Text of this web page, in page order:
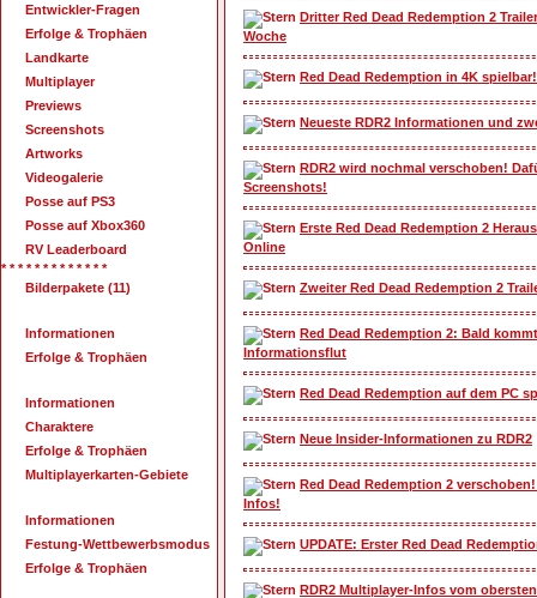
Entwickler-Fragen
Erfolge & Trophäen
Landkarte
Multiplayer
Previews
Screenshots
Artworks
Videogalerie
Posse auf PS3
Posse auf Xbox360
RV Leaderboard
* * * * * * * * * * * * *
Bilderpakete (11)
Informationen
Erfolge & Trophäen
Informationen
Charaktere
Erfolge & Trophäen
Multiplayerkarten-Gebiete
Informationen
Festung-Wettbewerbsmodus
Erfolge & Trophäen
Dritter Red Dead Redemption 2
Woche
Red Dead Redemption in 4K spielbar!
Neueste RDR2 Informationen und
RDR2 wird nochmal verschoben!
Screenshots!
Erste Red Dead Redemption 2
Online
Zweiter Red Dead Redemption 2
Red Dead Redemption 2: Bald
Informationsflut
Red Dead Redemption auf dem PC
Neue Insider-Informationen zu RDR2
Red Dead Redemption 2
Infos!
UPDATE: Erster Red Dead
RDR2 Multiplayer-Infos vom